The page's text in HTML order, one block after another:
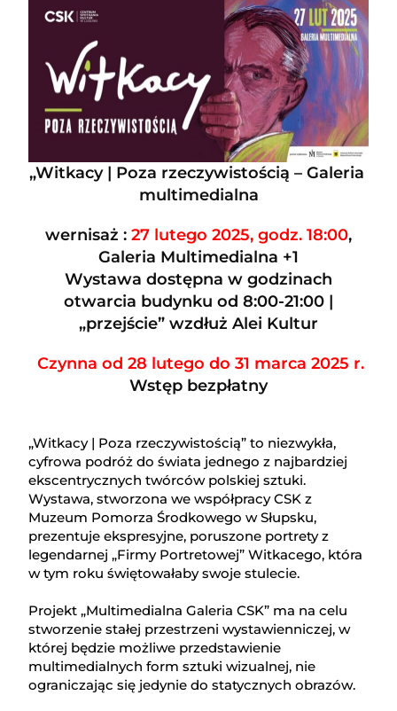
„Witkacy | Poza rzeczywistością – Galeria
multimedialna
wernisaż : 27 lutego 2025, godz. 18:00,
Galeria Multimedialna +1
Wystawa dostępna w godzinach
otwarcia budynku od 8:00-21:00 |
„przejście” wzdłuż Alei Kultur
Czynna od 28 lutego do 31 marca 2025 r.
Wstęp bezpłatny
„Witkacy | Poza rzeczywistością” to niezwykła,
cyfrowa podróż do świata jednego z najbardziej
ekscentrycznych twórców polskiej sztuki.
Wystawa, stworzona we współpracy CSK z
Muzeum Pomorza Środkowego w Słupsku,
prezentuje ekspresyjne, poruszone portrety z
legendarnej „Firmy Portretowej” Witkacego, która
w tym roku świętowałaby swoje stulecie.
Projekt „Multimedialna Galeria CSK” ma na celu
stworzenie stałej przestrzeni wystawienniczej, w
której będzie możliwe przedstawienie
multimedialnych form sztuki wizualnej, nie
ograniczając się jedynie do statycznych obrazów.